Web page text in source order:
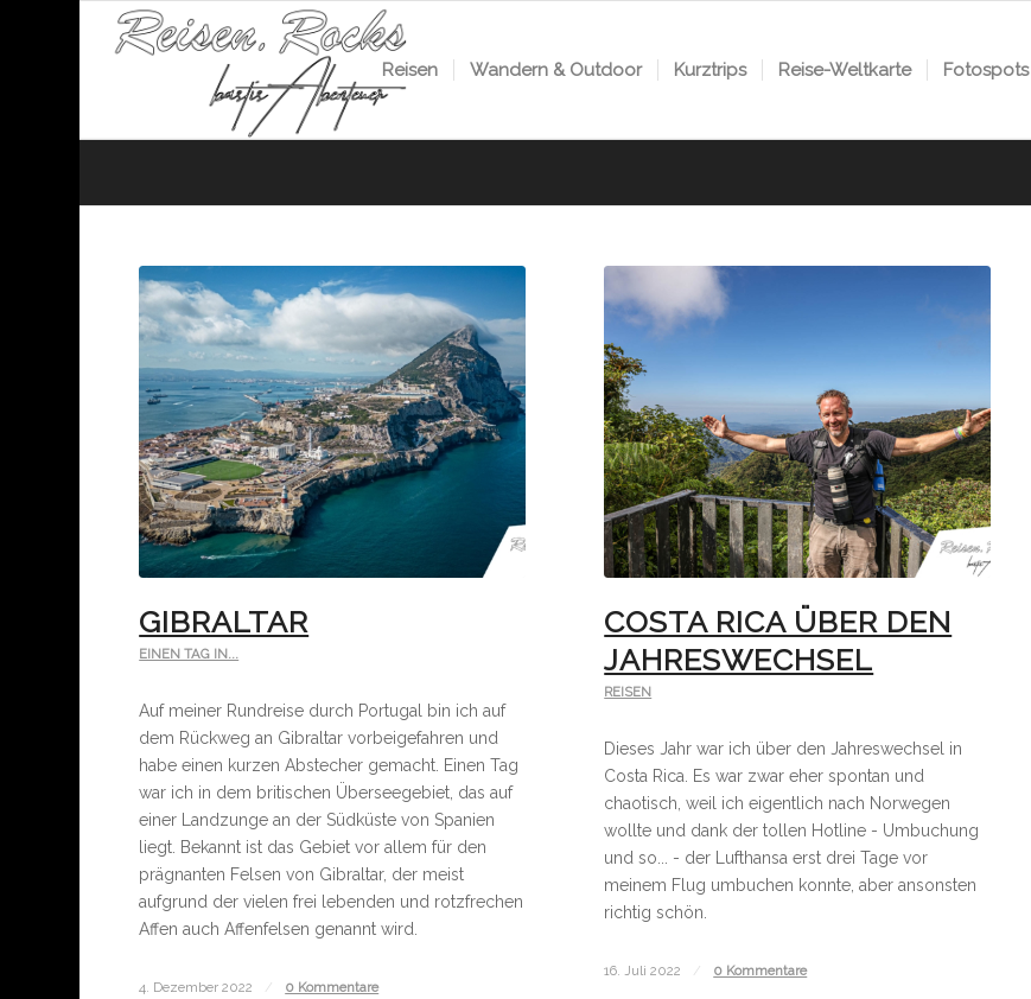
Reisen Wandern & Outdoor Kurztrips Reise-Weltkarte Fotospots
GIBRALTAR
EINEN TAG IN...
Auf meiner Rundreise durch Portugal bin ich auf
dem Rückweg an Gibraltar vorbeigefahren und
habe einen kurzen Abstecher gemacht. Einen Tag
war ich in dem britischen Überseegebiet, das auf
einer Landzunge an der Südküste von Spanien
liegt. Bekannt ist das Gebiet vor allem für den
prägnanten Felsen von Gibraltar, der meist
aufgrund der vielen frei lebenden und rotzfrechen
Affen auch Affenfelsen genannt wird.
4. Dezember 2022 / 0 Kommentare
COSTA RICA ÜBER DEN
JAHRESWECHSEL
REISEN
Dieses Jahr war ich über den Jahreswechsel in
Costa Rica. Es war zwar eher spontan und
chaotisch, weil ich eigentlich nach Norwegen
wollte und dank der tollen Hotline - Umbuchung
und so... - der Lufthansa erst drei Tage vor
meinem Flug umbuchen konnte, aber ansonsten
richtig schön.
16. Juli 2022 / 0 Kommentare